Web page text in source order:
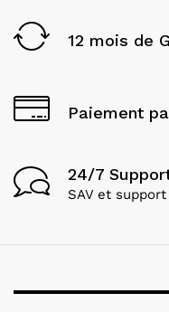
12 mois de
Paiement
24/7
SAV et